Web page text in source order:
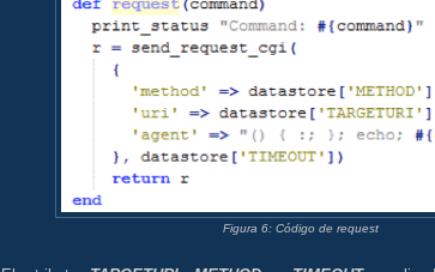
Figura 6: Código de request